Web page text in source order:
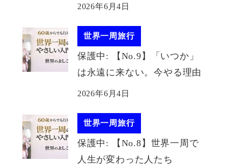
2026年6月4日
世界一周旅行
保護中: 【No.9】「いつか」
は永遠に来ない。今やる理由
2026年6月4日
世界一周旅行
保護中: 【No.8】世界一周で
人生が変わった人たち